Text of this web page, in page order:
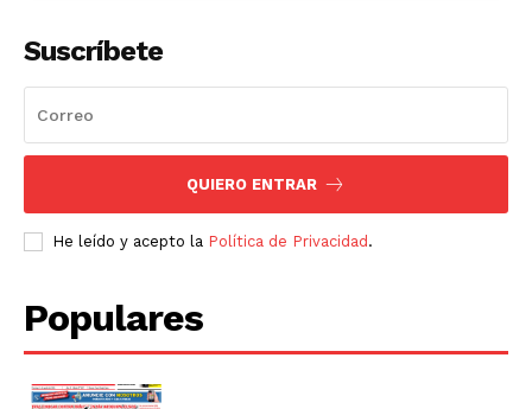
Suscríbete
QUIERO ENTRAR
He leído y acepto la Política de Privacidad.
Populares